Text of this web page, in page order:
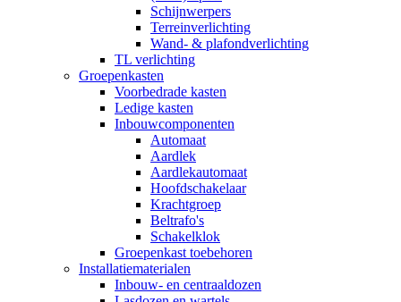
Schijnwerpers
Terreinverlichting
Wand- & plafondverlichting
TL verlichting
Groepenkasten
Voorbedrade kasten
Ledige kasten
Inbouwcomponenten
Automaat
Aardlek
Aardlekautomaat
Hoofdschakelaar
Krachtgroep
Beltrafo's
Schakelklok
Groepenkast toebehoren
Installatiematerialen
Inbouw- en centraaldozen